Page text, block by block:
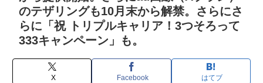
のテザリングも10月末から解禁。さらにさ
らに「祝 トリプルキャリア！3つそろって
333キャンペーン」も。
X Facebook はてブ